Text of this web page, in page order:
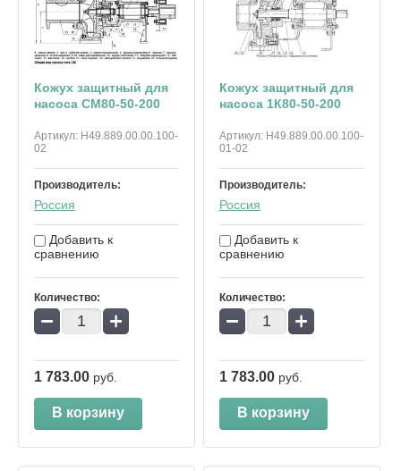
Кожух защитный для
насоса СМ80-50-200
Артикул: Н49.889.00.00.100-
02
Производитель:
Россия
Добавить к
сравнению
Количество:
− +
1 783.00 руб.
В корзину
Кожух защитный для
насоса 1К80-50-200
Артикул:Н49.889.00.00.100-
01-02
Производитель:
Россия
Добавить к
сравнению
Количество:
− +
1 783.00 руб.
В корзину